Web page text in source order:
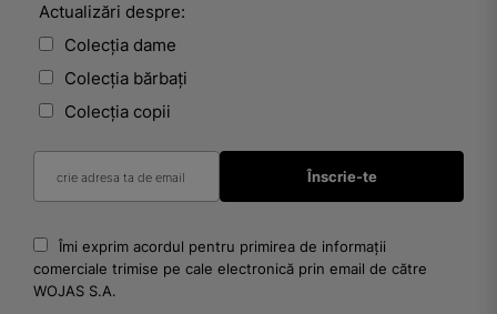
Actualizări despre:
Colecția dame
Colecția bărbați
Colecția copii
Îmi exprim acordul pentru primirea de informații
comerciale trimise pe cale electronică prin email de către
WOJAS S.A.